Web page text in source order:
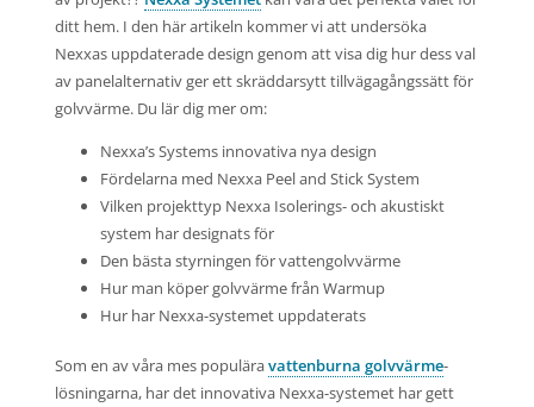
ditt hem. I den här artikeln kommer vi att undersöka
Nexxas uppdaterade design genom att visa dig hur dess val
av panelalternativ ger ett skräddarsytt tillvägagångssätt för
golvvärme. Du lär dig mer om:
Nexxa’s Systems innovativa nya design
Fördelarna med Nexxa Peel and Stick System
Vilken projekttyp Nexxa Isolerings- och akustiskt
system har designats för
Den bästa styrningen för vattengolvvärme
Hur man köper golvvärme från Warmup
Hur har Nexxa-systemet uppdaterats
Som en av våra mes populäravattenburna golvvärme-
lösningarna, har det innovativa Nexxa-systemet har gett